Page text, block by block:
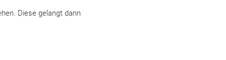
Diese gelangt dann